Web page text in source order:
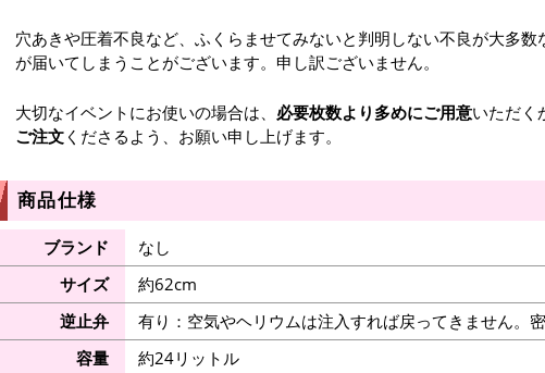
穴あきや圧着不良など、ふくらませてみないと判明しない不良が大多数
が届いてしまうことがございます。申し訳ございません。
大切なイベントにお使いの場合は、 必要枚数より多めにご用意いただく
ご注文 くださるよう、お願い申し上げます。
商品仕様
ブランド
なし
サイズ
約62cm
逆止弁
有り：空気やヘリウムは注入すれば戻ってきません。
容量
約24リットル